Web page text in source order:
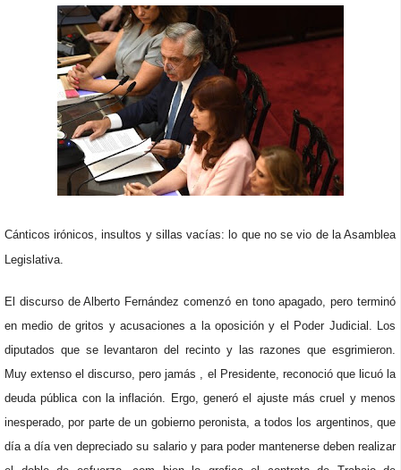
Cánticos irónicos, insultos y sillas vacías: lo que no se vio de la Asamblea
Legislativa.
El discurso de Alberto Fernández comenzó en tono apagado, pero terminó
en medio de gritos y acusaciones a la oposición y el Poder Judicial. Los
diputados que se levantaron del recinto y las razones que esgrimieron.
Muy extenso el discurso, pero jamás , el Presidente, reconoció que licuó la
deuda pública con la inflación. Ergo, generó el ajuste más cruel y menos
inesperado, por parte de un gobierno peronista, a todos los argentinos, que
día a día ven depreciado su salario y para poder mantenerse deben realizar